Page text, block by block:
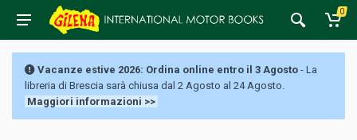
0
Vacanze estive 2026: Ordina online entro il 3 Agosto - La
libreria di Brescia sarà chiusa dal 2 Agosto al 24 Agosto.
Maggiori informazioni >>